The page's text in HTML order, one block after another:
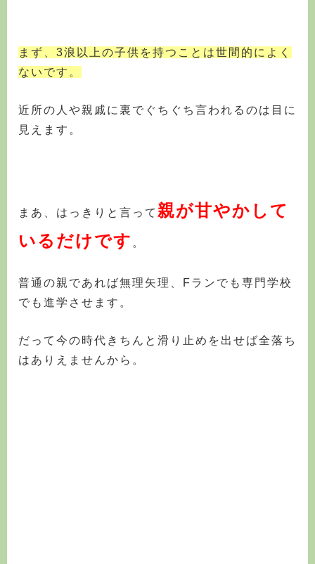
まず、3浪以上の子供を持つことは世間的によく
ないです。
近所の人や親戚に裏でぐちぐち言われるのは目に
見えます。
まあ、はっきりと言って 親が甘やかして
いるだけです 。
普通の親であれば無理矢理、
Fランでも専門学校
でも進学させます 。
だって今の時代 きちんと滑り止めを出せば全落ち
はありえませんから。